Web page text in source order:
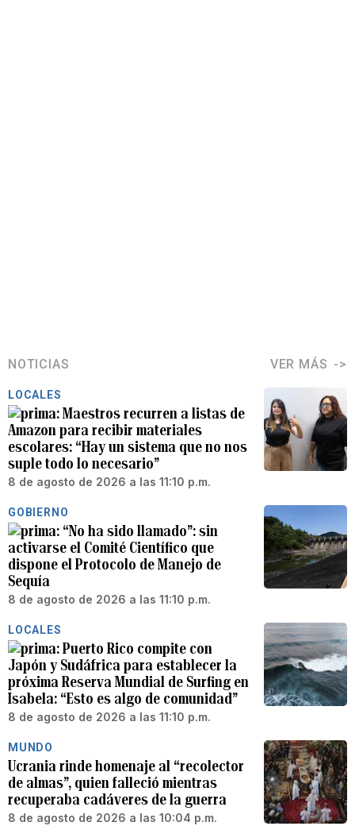
NOTICIAS VER MÁS
LOCALES
Maestros recurren a listas de
Amazon para recibir materiales
escolares: “Hay un sistema que no nos
suple todo lo necesario”
8 de agosto de 2026 a las 11:10 p.m.
GOBIERNO
“No ha sido llamado”: sin
activarse el Comité Científico que
dispone el Protocolo de Manejo de
Sequía
8 de agosto de 2026 a las 11:10 p.m.
LOCALES
Puerto Rico compite con
Japón y Sudáfrica para establecer la
próxima Reserva Mundial de Surfing en
Isabela: “Esto es algo de comunidad”
8 de agosto de 2026 a las 11:10 p.m.
MUNDO
Ucrania rinde homenaje al “recolector
de almas”, quien falleció mientras
recuperaba cadáveres de la guerra
8 de agosto de 2026 a las 10:04 p.m.